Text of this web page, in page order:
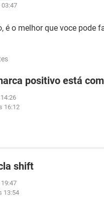
03:47
é o melhor que voce pode
positivo está
16:12
shift
13:54